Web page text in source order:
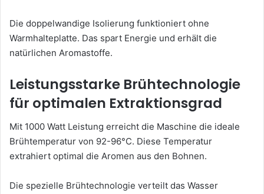
Die doppelwandige Isolierung funktioniert ohne
Warmhalteplatte. Das spart Energie und erhält die
natürlichen Aromastoffe.
Leistungsstarke Brühtechnologie
für optimalen Extraktionsgrad
Mit 1000 Watt Leistung erreicht die Maschine die ideale
Brühtemperatur von 92-96°C. Diese Temperatur
extrahiert optimal die Aromen aus den Bohnen.
Die spezielle Brühtechnologie verteilt das Wasser